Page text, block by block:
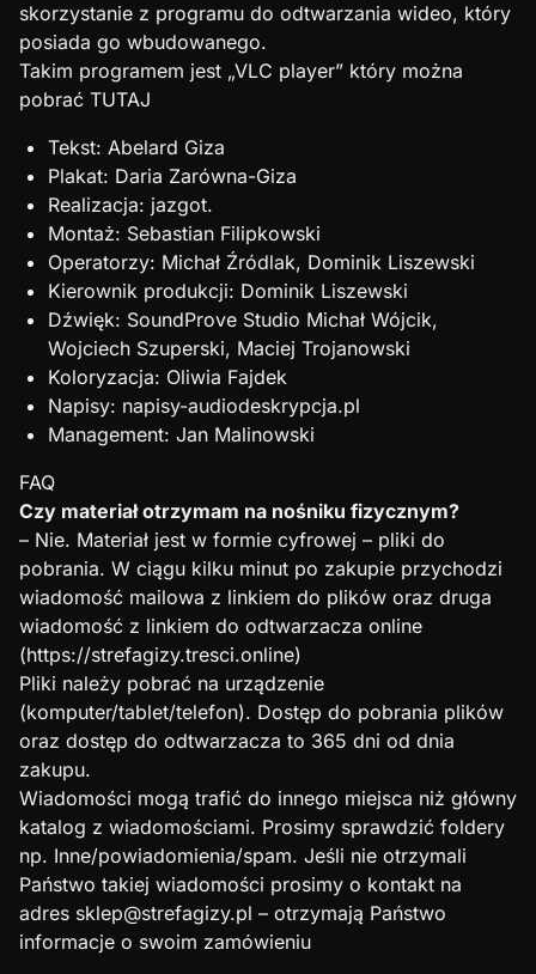
skorzystanie z programu do odtwarzania wideo, który
posiada go wbudowanego.
Takim programem jest „VLC player” który można
pobrać TUTAJ
Tekst: Abelard Giza
Plakat: Daria Zarówna-Giza
Realizacja: jazgot.
Montaż: Sebastian Filipkowski
Operatorzy: Michał Źródlak, Dominik Liszewski
Kierownik produkcji: Dominik Liszewski
Dźwięk: SoundProve Studio Michał Wójcik,
Wojciech Szuperski, Maciej Trojanowski
Koloryzacja: Oliwia Fajdek
Napisy: napisy-audiodeskrypcja.pl
Management: Jan Malinowski
FAQ
Czy materiał otrzymam na nośniku fizycznym?
– Nie. Materiał jest w formie cyfrowej – pliki do
pobrania. W ciągu kilku minut po zakupie przychodzi
wiadomość mailowa z linkiem do plików oraz druga
wiadomość z linkiem do odtwarzacza online
(https://strefagizy.tresci.online)
Pliki należy pobrać na urządzenie
(komputer/tablet/telefon). Dostęp do pobrania plików
oraz dostęp do odtwarzacza to 365 dni od dnia
zakupu.
Wiadomości mogą trafić do innego miejsca niż główny
katalog z wiadomościami. Prosimy sprawdzić foldery
np. Inne/powiadomienia/spam. Jeśli nie otrzymali
Państwo takiej wiadomości prosimy o kontakt na
adres sklep@strefagizy.pl – otrzymają Państwo
informacje o swoim zamówieniu